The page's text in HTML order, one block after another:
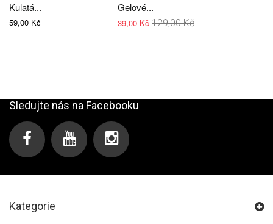
Kulatá...
59,00 Kč
Gelové...
39,00 Kč 129,00 Kč
Sledujte nás na Facebooku
Kategorie